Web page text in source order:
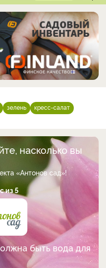
зелень кресс-салат
насколько вы
«Антонов сад»!
из 5
быть вода для